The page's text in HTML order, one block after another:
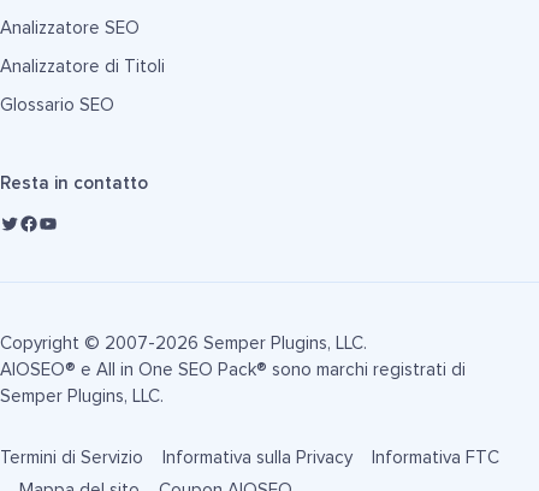
Analizzatore SEO
Analizzatore di Titoli
Glossario SEO
Resta in contatto
Copyright © 2007-2026 Semper Plugins, LLC.
AIOSEO® e All in One SEO Pack® sono marchi registrati di
Semper Plugins, LLC.
Termini di Servizio Informativa sulla Privacy
Informativa FTC